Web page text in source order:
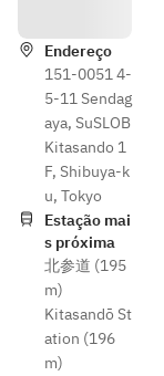
Endereço
151-0051 4-
5-11 Sendag
aya, SuSLOB
Kitasando 1
F, Shibuya-k
u, Tokyo
Estação mai
s próxima
北参道 (195
m)
Kitasandō St
ation (196
m)